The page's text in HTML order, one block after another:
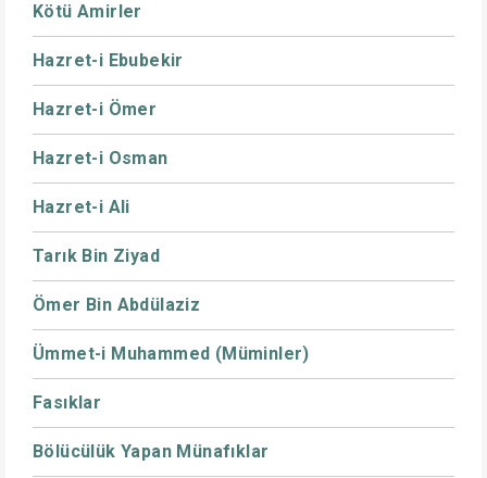
Kötü Amirler
Hazret-i Ebubekir
Hazret-i Ömer
Hazret-i Osman
Hazret-i Ali
Tarık Bin Ziyad
Ömer Bin Abdülaziz
Ümmet-i Muhammed (Müminler)
Fasıklar
Bölücülük Yapan Münafıklar